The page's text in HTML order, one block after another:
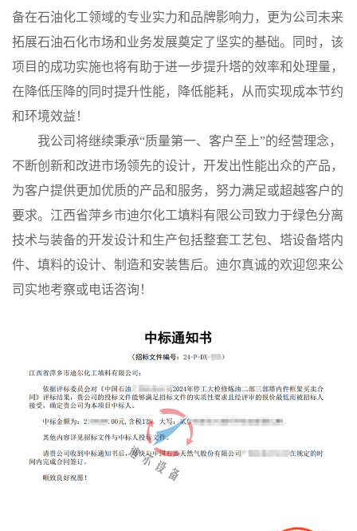
备在石油化工领域的专业实力和品牌影响力，更为公司未来
拓展石油石化市场和业务发展奠定了坚实的基础。同时，该
项目的成功实施也将有助于进一步提升塔的效率和处理量，
在降低压降的同时提升性能，降低能耗，从而实现成本节约
和环境效益 ！
我公司将继续秉承“质量第一、客户至上”的经营理念，
不断创新和改进市场领先的设计，开发出性能出众的产品，
为客户提供更加优质的产品和服务 ， 努力满足或超越客户的
要求。江西省萍乡市迪尔化工填料有限公司 致力于绿色分离
技术与装备的开发设计和生产包括整套工艺包、塔设备塔内
件、填料的设计、制造和安装售后。迪尔真诚的欢迎您来公
司实地考察或电话咨询！